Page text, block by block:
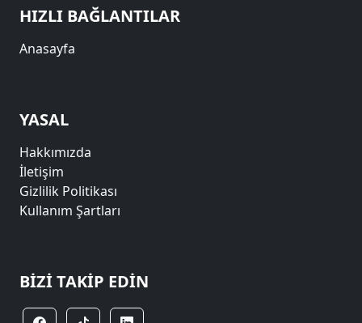
HIZLI BAĞLANTILAR
Anasayfa
YASAL
Hakkımızda
İletişim
Gizlilik Politikası
Kullanım Şartları
BIZI TAKIP EDIN